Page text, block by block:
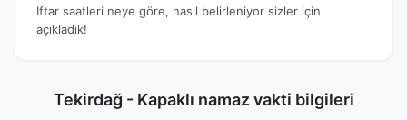
İftar saatleri neye göre, nasıl belirleniyor sizler için
açıkladık!
Tekirdağ - Kapaklı namaz vakti bilgileri